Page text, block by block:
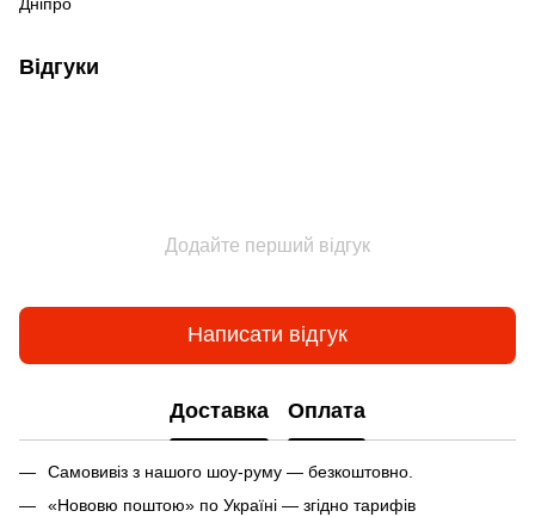
Відгуки
Додайте перший відгук
Написати відгук
Доставка Оплата
Самовивіз з нашого шоу-руму — безкоштовно.
«Нововю поштою» по Україні — згідно тарифів